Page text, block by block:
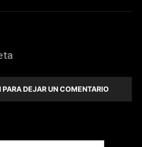
PARA DEJAR UN COMENTARIO